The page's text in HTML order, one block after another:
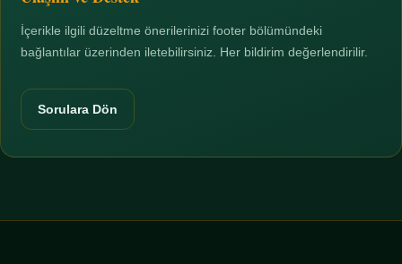
İçerikle ilgili düzeltme önerilerinizi footer bölümündeki
bağlantılar üzerinden iletebilirsiniz. Her bildirim değerlendirilir.
Sorulara Dön